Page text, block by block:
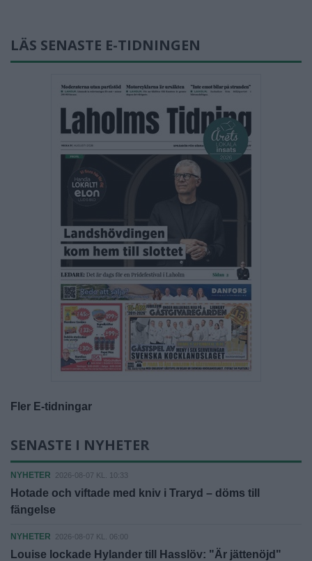
LÄS SENASTE E-TIDNINGEN
Fler E-tidningar
SENASTE I NYHETER
NYHETER 2026-08-07 KL. 10:33
Hotade och viftade med kniv i Traryd – döms till
fängelse
NYHETER 2026-08-07 KL. 06:00
Louise lockade Hylander till Hasslöv: "Är jättenöjd"